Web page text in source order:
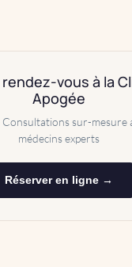
vous à la
Apogée
Consultations sur-mesure
médecins experts
Réserver en ligne →